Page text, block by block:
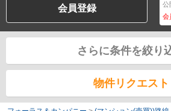
会員登録 公
会
さらに条件を絞り
物件リクエスト